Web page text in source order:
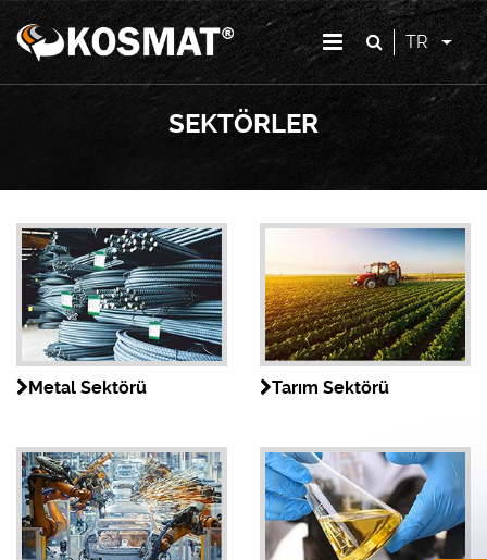
TR
SEKTÖRLER
Metal Sektörü Tarım Sektörü